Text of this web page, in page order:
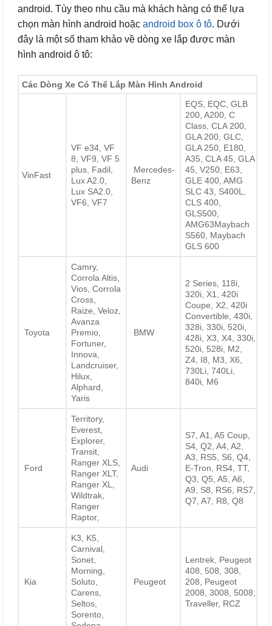
android. Tùy theo nhu cầu mà khách hàng có thể lựa
chọn màn hình android hoặc android box ô tô. Dưới
đây là một số tham khảo về dòng xe lắp được màn
hình android ô tô:
Các Dòng Xe Có Thể Lắp Màn Hình Android
VinFast
VF e34, VF
8, VF9, VF 5
plus, Fadil,
Lux A2.0,
Lux SA2.0,
VF6, VF7
Mercedes-
Benz
EQS, EQC, GLB
200, A200, C
Class, CLA 200,
GLA 200, GLC,
GLA 250, E180,
A35, CLA 45, GLA
45, V250, E63,
GLE 400, AMG
SLC 43, S400L,
CLS 400,
GLS500,
AMG63Maybach
S560, Maybach
GLS 600
Toyota
Camry,
Corrola Altis,
Vios, Corrola
Cross,
Raize, Veloz,
Avanza
Premio,
Fortuner,
Innova,
Landcruiser,
Hilux,
Alphard,
Yaris
BMW
2 Series, 118i,
320i, X1, 420i
Coupe, X2, 420i
Convertible, 430i,
328i, 330i, 520i,
428i, X3, X4, 330i,
520i, 528i, M2,
Z4, I8, M3, X6,
730Li, 740Li,
840i, M6
Ford
Territory,
Everest,
Explorer,
Transit,
Ranger XLS,
Ranger XLT,
Ranger XL,
Wildtrak,
Ranger
Raptor,
Audi
S7, A1, A5 Coup,
S4, Q2, A4, A2,
A3, RS5, S6, Q4,
E-Tron, RS4, TT,
Q3, Q5, A5, A6,
A9, S8, RS6, RS7,
Q7, A7, R8, Q8
Kia
K3, K5,
Carnival,
Sonet,
Morning,
Soluto,
Carens,
Seltos,
Sorento,
Peugeot
Lentrek, Peugeot
408, 508, 308,
208, Peugeot
2008, 3008, 5008,
Traveller, RCZ